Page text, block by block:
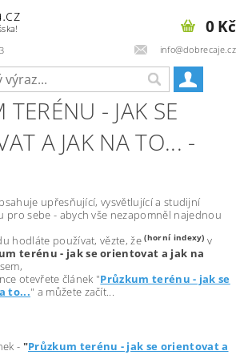
info@dobrecaje.cz
0 Kč
- JAK SE
A JAK NA TO... -
upřesňující, vysvětlující a studijní
pro sebe - abych vše nezapomněl najednou
hodláte používat, vězte, že(horní indexy) v
terénu - jak se orientovat a jak na
otevřete článek "Průzkum terénu - jak se
to..." a můžete začít...
- "Průzkum terénu - jak se orientovat a